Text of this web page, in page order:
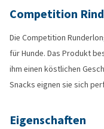
Competition
Die Competition
für Hunde. Das Produkt
ihm einen köstlichen
Snacks eignen sie sich
Eigenschaften